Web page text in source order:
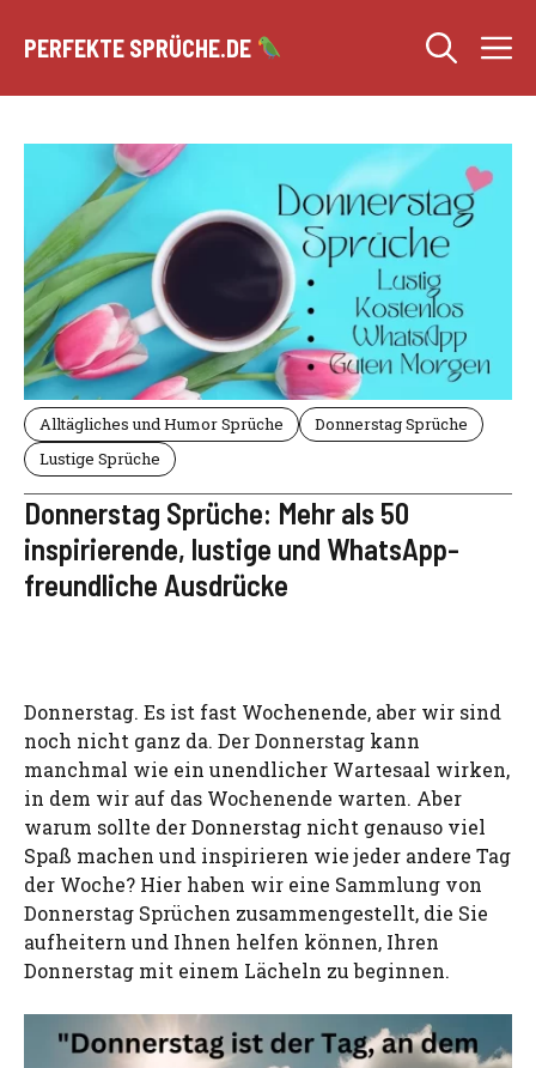
Inhalt
PERFEKTE SPRÜCHE.DE
Alltägliches und Humor Sprüche
Donnerstag Sprüche
Lustige Sprüche
Donnerstag Sprüche: Mehr als 50
inspirierende, lustige und WhatsApp-
freundliche Ausdrücke
Donnerstag. Es ist fast Wochenende, aber wir sind
noch nicht ganz da. Der Donnerstag kann
manchmal wie ein unendlicher Wartesaal wirken,
in dem wir auf das Wochenende warten. Aber
warum sollte der Donnerstag nicht genauso viel
Spaß machen und inspirieren wie jeder andere Tag
der Woche? Hier haben wir eine Sammlung von
Donnerstag Sprüchen zusammengestellt, die Sie
aufheitern und Ihnen helfen können, Ihren
Donnerstag mit einem Lächeln zu beginnen.